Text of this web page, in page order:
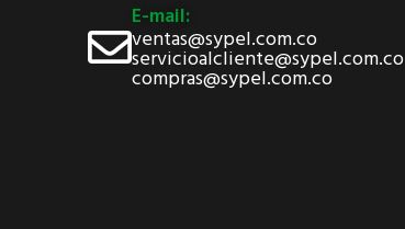
E-mail:
ventas@sypel.com.co
servicioalcliente@sypel.com.co
compras@sypel.com.co